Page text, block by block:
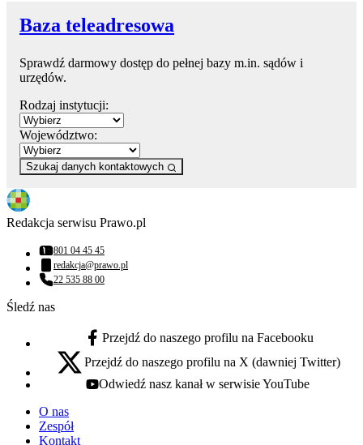
Baza teleadresowa
Sprawdź darmowy dostęp do pełnej bazy m.in. sądów i
urzędów.
Rodzaj instytucji:
Województwo:
Szukaj danych kontaktowych
Redakcja serwisu Prawo.pl
Numer telefonu:
801 04 45 45
Adres email:
redakcja@prawo.pl
Numer telefonu:
22 535 88 00
Śledź nas
facebook - otwiera się w nowej karcie
Przejdź do naszego profilu na Facebooku
x - otwiera się w nowej karcie
Przejdź do naszego profilu na X (dawniej Twitter)
youtube - otwiera się w nowej karcie
Odwiedź nasz kanał w serwisie YouTube
O nas
Zespół
Kontakt